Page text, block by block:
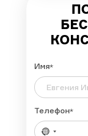
Имя
Телефон